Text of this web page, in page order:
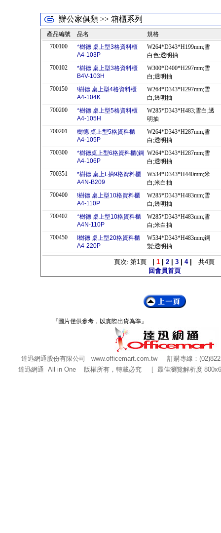
辦公家俱類 >> 箱櫃系列
產品編號 品名
規格
700100
*樹德 桌上型3格資料櫃
A4-103P
W264*D343*H199mm;雪
白色;透明抽
700102
*樹德 桌上型3格資料櫃
B4V-103H
W300*D400*H297mm;雪
白;透明抽
700150
!樹德 桌上型4格資料櫃
A4-104K
W264*D343*H297mm;雪
白;透明抽
700200
*樹德 桌上型5格資料櫃
A4-105H
W285*D343*H483;雪白;透
明抽
700201
樹德 桌上型5格資料櫃
A4-105P
W264*D343*H287mm;雪
白;透明抽
700300
*樹德桌上型6格資料櫃(鋼
A4-106P
W264*D343*H287mm;雪
白;透明抽
700351
*樹德 桌上L抽9格資料櫃
A4N-B209
W534*D343*H440mm;米
白;米白抽
700400
!樹德 桌上型10格資料櫃
A4-110P
W285*D343*H483mm;雪
白;透明抽
700402
*樹德 桌上型10格資料櫃
A4N-110P
W285*D343*H483mm;雪
白;米白抽
700450
!樹德 桌上型20格資料櫃
A4-220P
W534*D343*H483mm;鋼
製;透明抽
頁次: 第1頁 1 2 3 4| 共4頁
回會員首頁
『圖片僅供參考，以實際出貨為準』
達迅網通股份有限公司 www.officemart.com.tw訂購專線：
達迅網通 All in One 版權所有，轉載必究 [ 最佳瀏覽解析度